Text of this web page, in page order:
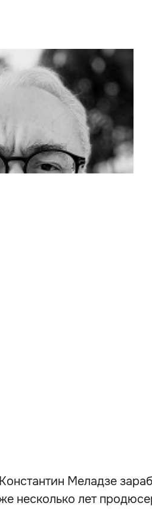
Меладзе
несколько лет